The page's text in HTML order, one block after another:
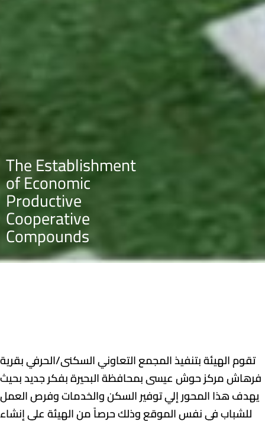
The Establishment
of Economic
Productive
Cooperative
Compounds
تقوم الهيئة بتنفيذ المجمع التعاوني السكنى/الحرفي بقرية
فرهاش مركز حوش عيسى بمحافظة البحيرة بفكر جديد بحيث
يهدف هذا المحور إلي توفير السكن والخدمات وفرص العمل
للشباب في نفس الموقع وذلك حرصاً من الهيئة علي إنشاء